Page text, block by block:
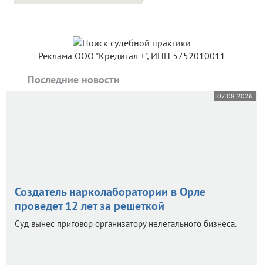
Реклама ООО "Кредитал +", ИНН 5752010011
Последние новости
07.08.2026
Создатель нарколаборатории в Орле
проведет 12 лет за решеткой
Суд вынес приговор организатору нелегального бизнеса.